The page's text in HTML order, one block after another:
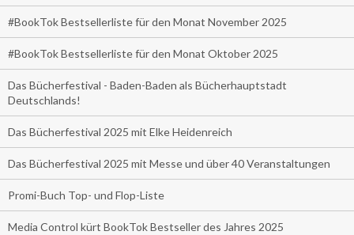
#BookTok Bestsellerliste für den Monat November 2025
#BookTok Bestsellerliste für den Monat Oktober 2025
Das Bücherfestival - Baden-Baden als Bücherhauptstadt
Deutschlands!
Das Bücherfestival 2025 mit Elke Heidenreich
Das Bücherfestival 2025 mit Messe und über 40 Veranstaltungen
Promi-Buch Top- und Flop-Liste
Media Control kürt BookTok Bestseller des Jahres 2025